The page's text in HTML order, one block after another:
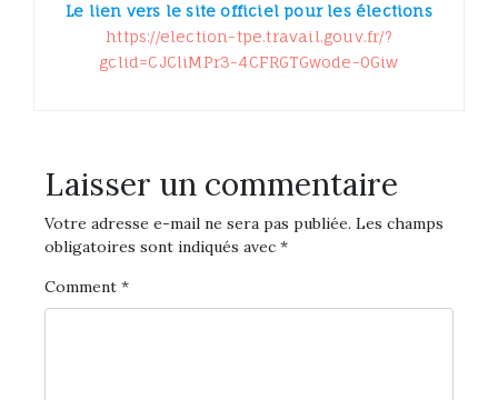
Le lien vers le site officiel pour les élections
https://election-tpe.travail.gouv.fr/?
gclid=CJCliMPr3-4CFRGTGwode-0Giw
Laisser un commentaire
Votre adresse e-mail ne sera pas publiée. Les champs
obligatoires sont indiqués avec *
Comment *